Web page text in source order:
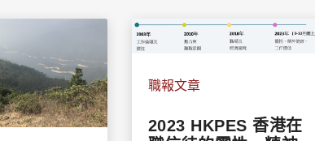
職報文章
2023 HKPES 香港在